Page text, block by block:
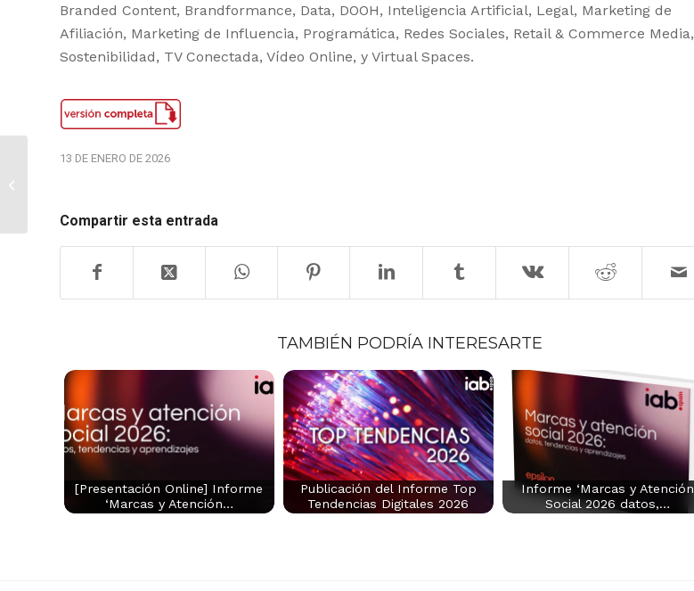
Branded Content, Brandformance, Data, DOOH, Inteligencia Artificial, Legal, Marketing de
Afiliación, Marketing de Influencia, Programática, Redes Sociales, Retail & Commerce Media,
Sostenibilidad, TV Conectada, Vídeo Online, y Virtual Spaces.
13 DE ENERO DE 2026
Compartir esta entrada
TAMBIÉN PODRÍA INTERESARTE
[Presentación Online] Informe
‘Marcas y Atención…
Publicación del Informe Top
Tendencias Digitales 2026
Informe ‘Marcas y Atención
Social 2026 datos,…
Feed mensual de
de RRSS en España